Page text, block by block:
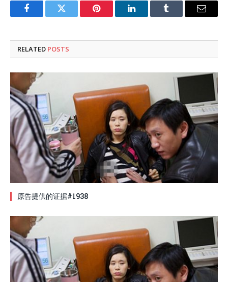
FacebookTwitter Pinterest LinkedInTumblr Email
RELATED POSTS
原告提供的证据#1938